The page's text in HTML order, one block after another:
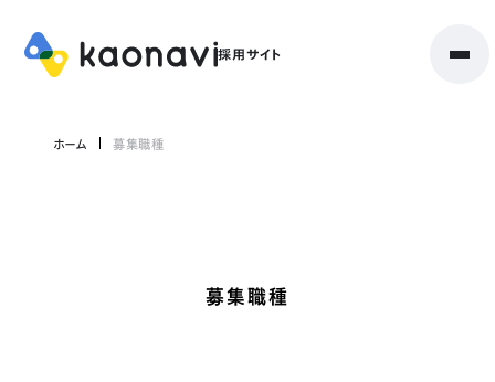
ホーム 募集職種
募集職種